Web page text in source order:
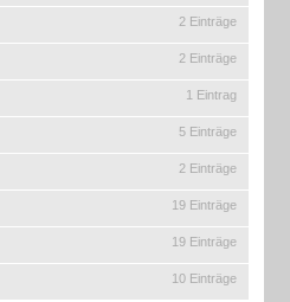
2 Einträge
2 Einträge
1 Eintrag
5 Einträge
2 Einträge
19 Einträge
19 Einträge
10 Einträge